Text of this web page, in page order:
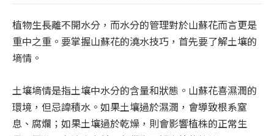
植物生長離不開水分，而水分的管理對於山蘇花而言更是
重中之重。要掌握山蘇花的澆水技巧，首先要了解土壤的
墒情。
土壤墒情是指土壤中水分的含量和狀態。山蘇花喜濕潤的
環境，但忌諱積水。如果土壤過於濕潤，會導致根系窒
息、腐爛；如果土壤過於乾燥，則會影響植株的正常生